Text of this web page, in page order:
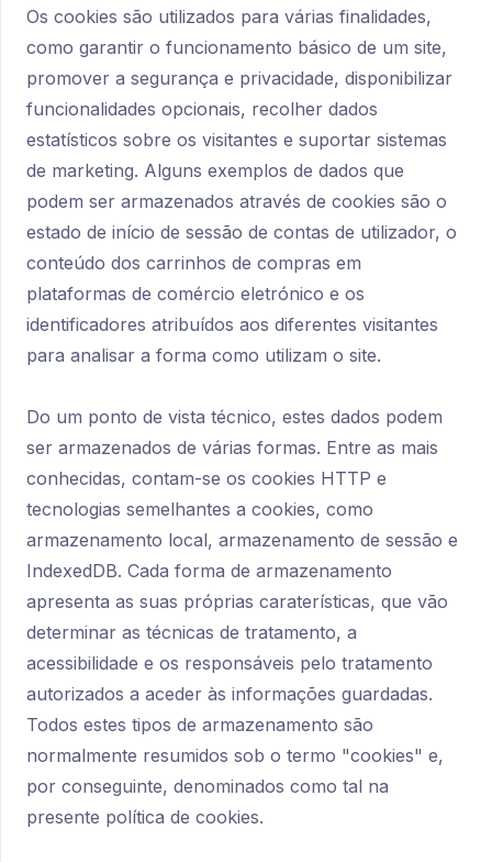
Os cookies são utilizados para várias finalidades,
como garantir o funcionamento básico de um site,
promover a segurança e privacidade, disponibilizar
funcionalidades opcionais, recolher dados
estatísticos sobre os visitantes e suportar sistemas
de marketing. Alguns exemplos de dados que
podem ser armazenados através de cookies são o
estado de início de sessão de contas de utilizador, o
conteúdo dos carrinhos de compras em
plataformas de comércio eletrónico e os
identificadores atribuídos aos diferentes visitantes
para analisar a forma como utilizam o site.
Do um ponto de vista técnico, estes dados podem
ser armazenados de várias formas. Entre as mais
conhecidas, contam-se os cookies HTTP e
tecnologias semelhantes a cookies, como
armazenamento local, armazenamento de sessão e
IndexedDB. Cada forma de armazenamento
apresenta as suas próprias caraterísticas, que vão
determinar as técnicas de tratamento, a
acessibilidade e os responsáveis pelo tratamento
autorizados a aceder às informações guardadas.
Todos estes tipos de armazenamento são
normalmente resumidos sob o termo "cookies" e,
por conseguinte, denominados como tal na
presente política de cookies.